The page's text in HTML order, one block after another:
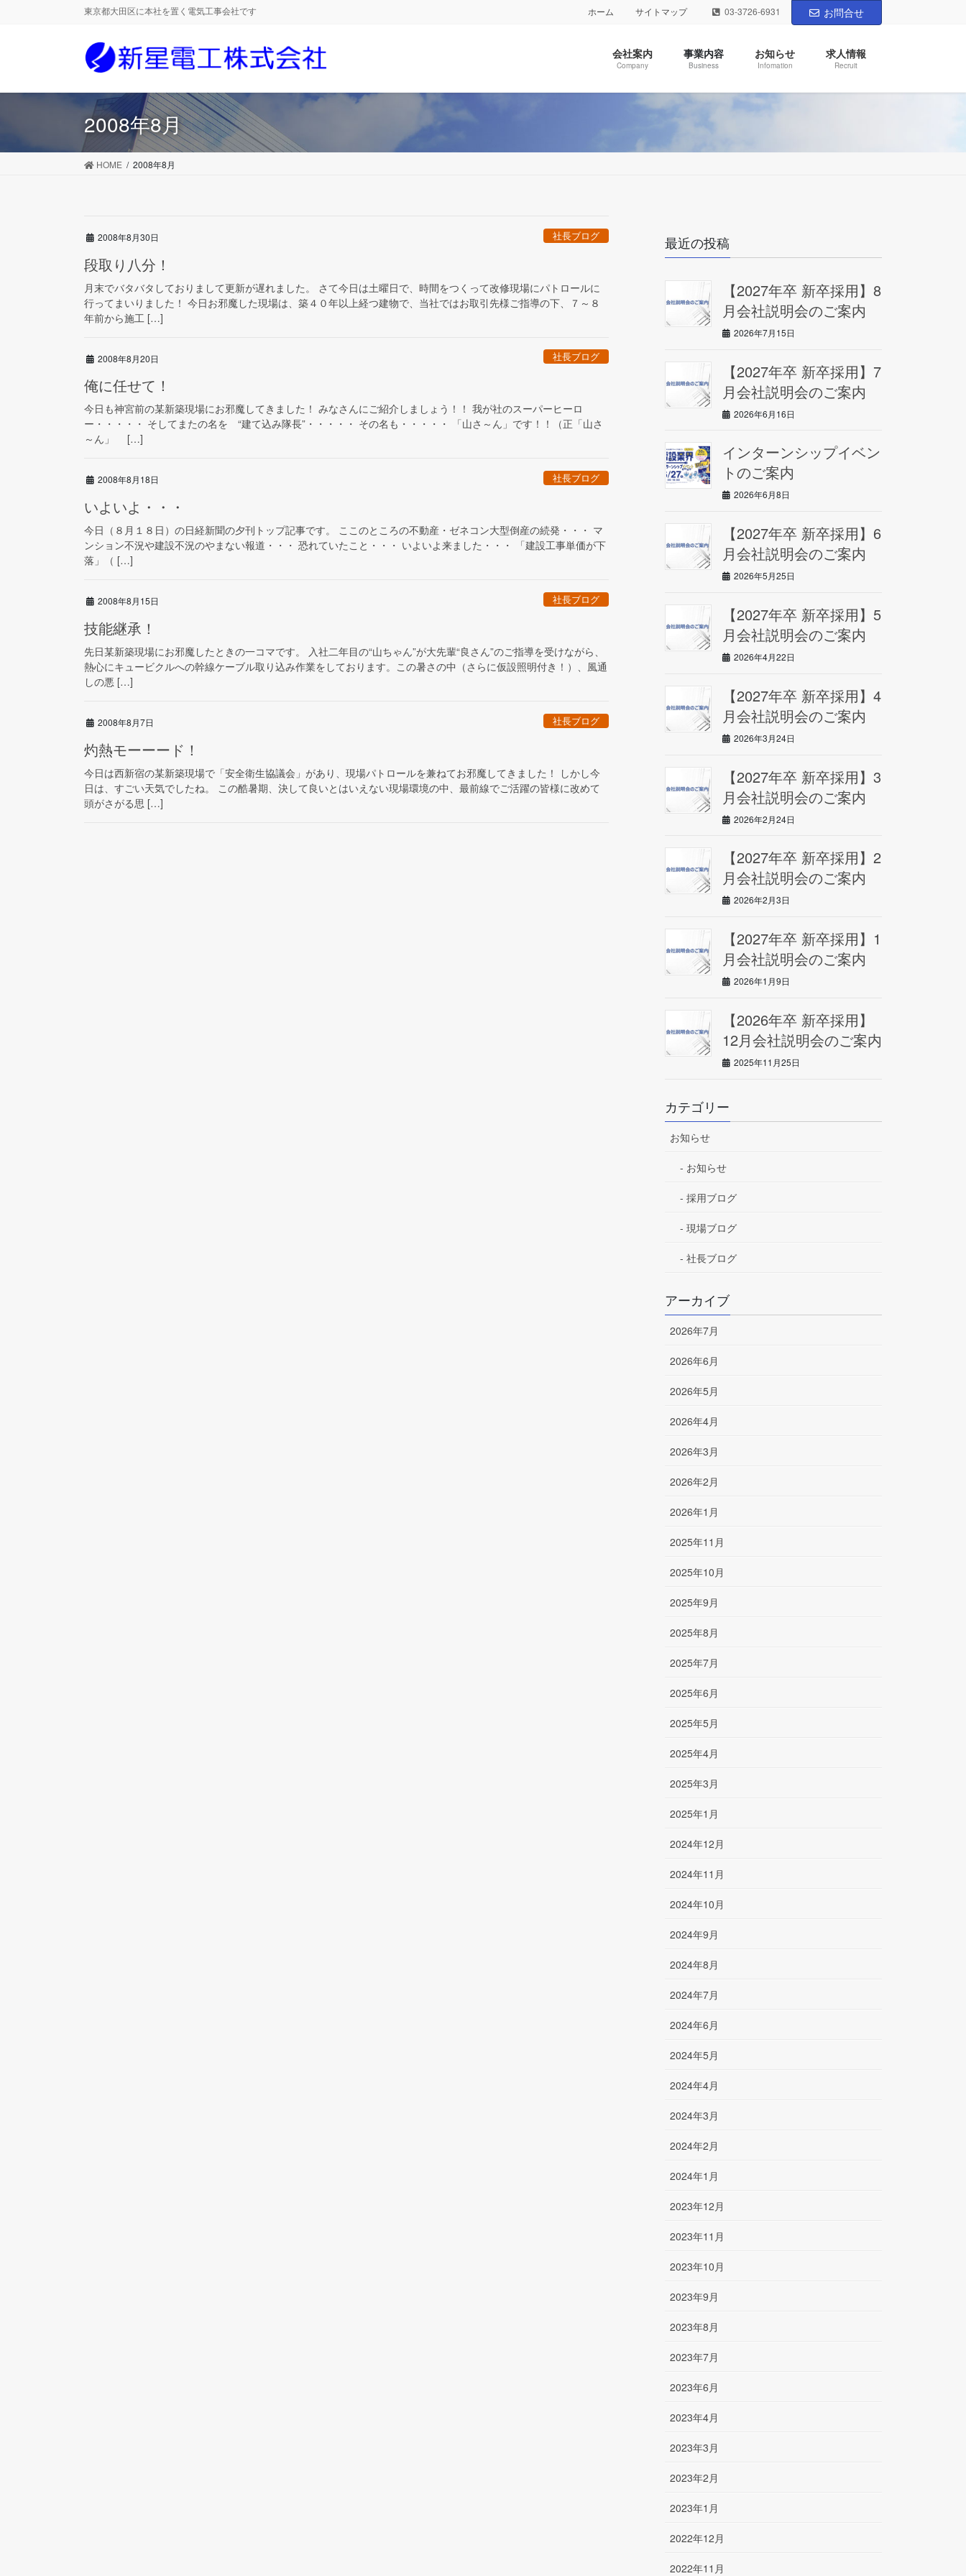
に
ョ
東京都大田区に本社を置く電気工事会社です ホーム サイトマップ 03-3726-6931 お問合せ
会社案内
Company
事業内容
Business
お知らせ
Infomation
求人情報
Recruit
2008年8月
HOME 2008年8月
2008年8月30日 社長ブログ
段取り八分！
月末でバタバタしておりまして更新が遅れました。 さて今日は土曜日で、時間をつくって改修現場にパトロールに
行ってまいりました！ 今日お邪魔した現場は、築４０年以上経つ建物で、当社ではお取引先様ご指導の下、７～８
年前から施工 […]
2008年8月20日 社長ブログ
俺に任せて！
今日も神宮前の某新築現場にお邪魔してきました！ みなさんにご紹介しましょう！！ 我が社のスーパーヒーロ
ー・・・・・ そしてまたの名を “建て込み隊長”・・・・・ その名も・・・・・ 「山さ～ん」です！！（正「山さ
～ん」 […]
2008年8月18日 社長ブログ
いよいよ・・・
今日（８月１８日）の日経新聞の夕刊トップ記事です。 ここのところの不動産・ゼネコン大型倒産の続発・・・ マ
ンション不況や建設不況のやまない報道・・・ 恐れていたこと・・・ いよいよ来ました・・・ 「建設工事単価が下
落」（ […]
2008年8月15日 社長ブログ
技能継承！
先日某新築現場にお邪魔したときの一コマです。 入社二年目の“山ちゃん”が大先輩“良さん”のご指導を受けながら、
熱心にキュービクルへの幹線ケーブル取り込み作業をしております。この暑さの中（さらに仮設照明付き！）、風通
しの悪 […]
2008年8月7日 社長ブログ
灼熱モーーード！
今日は西新宿の某新築現場で「安全衛生協議会」があり、現場パトロールを兼ねてお邪魔してきました！ しかし今
日は、すごい天気でしたね。 この酷暑期、決して良いとはいえない現場環境の中、最前線でご活躍の皆様に改めて
頭がさがる思 […]
最近の投稿
【2027年卒 新卒採用】8
月会社説明会のご案内
2026年7月15日
【2027年卒 新卒採用】7
月会社説明会のご案内
2026年6月16日
インターンシップイベン
トのご案内
2026年6月8日
【2027年卒 新卒採用】6
月会社説明会のご案内
2026年5月25日
【2027年卒 新卒採用】5
月会社説明会のご案内
2026年4月22日
【2027年卒 新卒採用】4
月会社説明会のご案内
2026年3月24日
【2027年卒 新卒採用】3
月会社説明会のご案内
2026年2月24日
【2027年卒 新卒採用】2
月会社説明会のご案内
2026年2月3日
【2027年卒 新卒採用】1
月会社説明会のご案内
2026年1月9日
【2026年卒 新卒採用】
12月会社説明会のご案内
2025年11月25日
カテゴリー
お知らせ
お知らせ
採用ブログ
現場ブログ
社長ブログ
アーカイブ
2026年7月
2026年6月
2026年5月
2026年4月
2026年3月
2026年2月
2026年1月
2025年11月
2025年10月
2025年9月
2025年8月
2025年7月
2025年6月
2025年5月
2025年4月
2025年3月
2025年1月
2024年12月
2024年11月
2024年10月
2024年9月
2024年8月
2024年7月
2024年6月
2024年5月
2024年4月
2024年3月
2024年2月
2024年1月
2023年12月
2023年11月
2023年10月
2023年9月
2023年8月
2023年7月
2023年6月
2023年4月
2023年3月
2023年2月
2023年1月
2022年12月
2022年11月